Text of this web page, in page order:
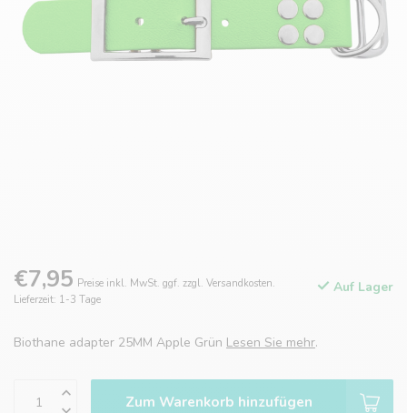
€7,95 Preise inkl. MwSt. ggf. zzgl. Versandkosten.
Lieferzeit: 1-3 Tage
Auf Lager
Biothane adapter 25MM Apple Grün Lesen Sie mehr.
Zum Warenkorb hinzufügen